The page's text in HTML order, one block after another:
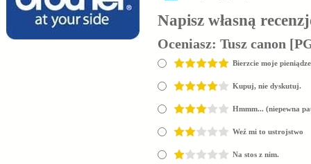
Napisz własną
Oceniasz: Tusz canon
Bierzcie moje
Kupuj, nie dyskutuj.
Hmmm... (niepewna
Weź mi to ustrojstwo
Na stos z nim.